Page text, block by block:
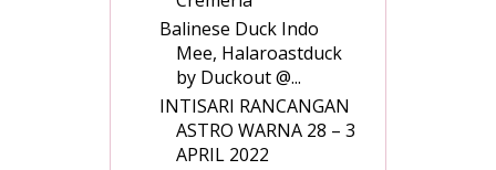
Balinese Duck Indo
Mee, Halaroastduck
by Duckout @...
INTISARI RANCANGAN
ASTRO WARNA 28 – 3
APRIL 2022